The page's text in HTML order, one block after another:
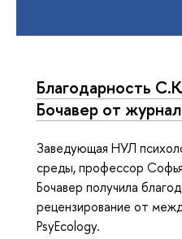
Благодарность
Бочавер от
Заведующая НУЛ
среды, профессор
Бочавер получила
рецензирование от
PsyEcology.